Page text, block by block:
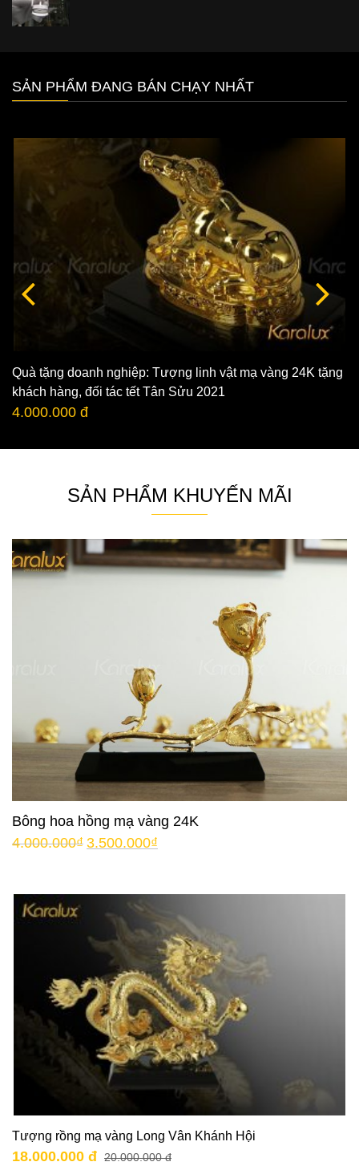
SẢN PHẨM ĐANG BÁN CHẠY NHẤT
Quà tặng doanh nghiệp: Tượng linh vật mạ vàng 24K tặng
khách hàng, đối tác tết Tân Sửu 2021
4.000.000 đ
SẢN PHẨM KHUYẾN MÃI
Bông hoa hồng mạ vàng 24K
4.000.000₫ 3.500.000₫
Tượng rồng mạ vàng Long Vân Khánh Hội
18.000.000 đ 20.000.000 đ